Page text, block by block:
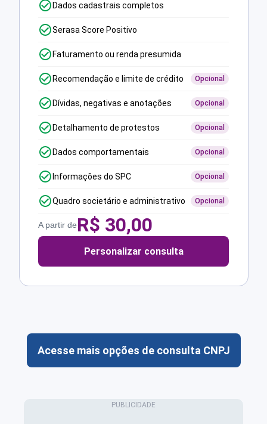
Dados cadastrais completos
Serasa Score Positivo
Faturamento ou renda presumida
Recomendação e limite de crédito Opcional
Dívidas, negativas e anotações Opcional
Detalhamento de protestos Opcional
Dados comportamentais Opcional
Informações do SPC Opcional
Quadro societário e administrativo Opcional
A partir deR$ 30,00
Personalizar consulta
Acesse mais opções de consulta CNPJ